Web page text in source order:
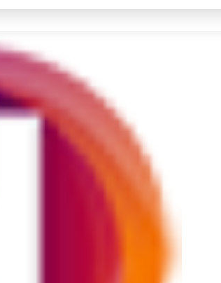
Terakhir yang dicari